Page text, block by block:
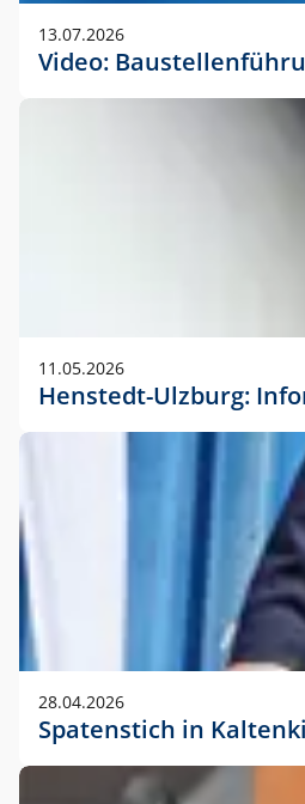
13.07.2026
Video:
11.05.2026
Henstedt-Ulzburg:
28.04.2026
Spatenstich in